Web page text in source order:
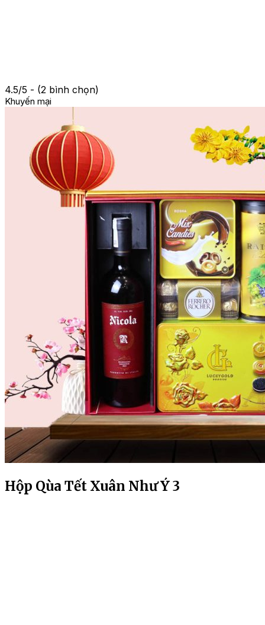
4.5/5 - (2 bình chọn)
Khuyến mại
Hộp Qùa Tết Xuân Như Ý 3